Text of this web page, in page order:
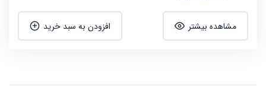
مشاهده بیشتر افزودن به سبد خرید